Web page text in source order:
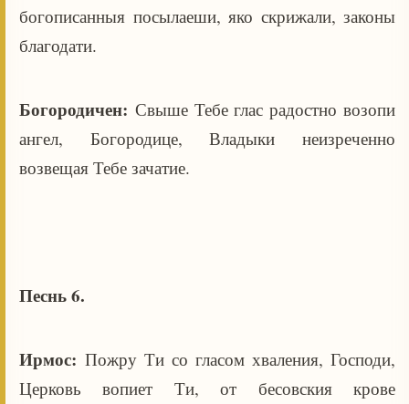
богописанныя посылаеши, яко скрижали, законы
благодати.
Богородичен: Свыше Тебе глас радостно возопи
ангел, Богородице, Владыки неизреченно
возвещая Тебе зачатие.
Песнь 6.
Ирмос: Пожру Ти со гласом хваления, Господи,
Церковь вопиет Ти, от бесовския крове